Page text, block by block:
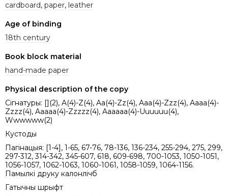
cardboard, paper, leather
Age of binding
18th century
Book block material
hand-made paper
Physical description of the copy
Сігнатуры: [](2), A(4)-Z(4), Aa(4)-Zz(4), Aaa(4)-Zzz(4), Aaaa(4)-
Zzzz(4), Aaaaa(4)-Zzzzz(4), Aaaaaa(4)-Uuuuuu(4),
Wwwwww(2)
Кустоды
Пагінацыя: [1-4], 1-65, 67-76, 78-136, 136-234, 255-294, 275, 299,
297-312, 314-342, 345-607, 618, 609-698, 700-1053, 1050-1051,
1056-1057, 1062-1063, 1060-1061, 1058-1059, 1064-1156.
Памылкі друку калонлічб
Гатычны шрыфт